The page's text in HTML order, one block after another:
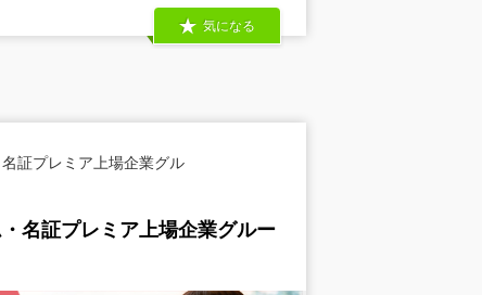
気になる
証プレミア上場企業グル
名証プレミア上場企業グルー